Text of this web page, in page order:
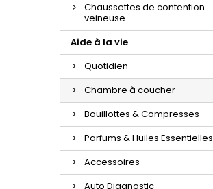
Chaussettes de contention
veineuse
Aide à la vie
Quotidien
Chambre à coucher
Bouillottes & Compresses
Parfums & Huiles Essentielles
Accessoires
Auto Diagnostic